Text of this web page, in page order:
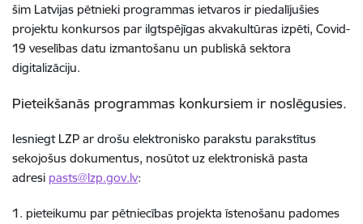
šim Latvijas pētnieki programmas ietvaros ir piedalījušies
projektu konkursos par ilgtspējīgas akvakultūras izpēti, Covid-
19 veselības datu izmantošanu un publiskā sektora
digitalizāciju.
Pieteikšanās programmas konkursiem ir noslēgusies.
Iesniegt LZP ar drošu elektronisko parakstu parakstītus
sekojošus dokumentus, nosūtot uz elektroniskā pasta
adresi pasts@lzp.gov.lv:
1. pieteikumu par pētniecības projekta īstenošanu padomes